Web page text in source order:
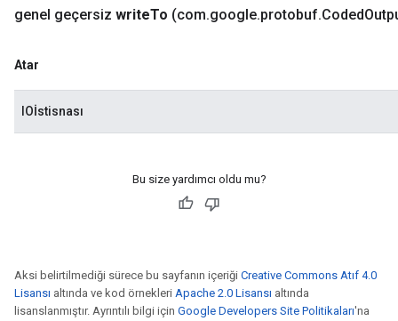
genel geçersiz writeTo (com.google.protobuf.Coded
Atar
IOİstisnası
Bu size yardımcı oldu mu?
Aksi belirtilmediği sürece bu sayfanın içeriği Creative Commons Atıf 4.0
Lisansı altında ve kod örnekleri Apache 2.0 Lisansı altında
lisanslanmıştır. Ayrıntılı bilgi için Google Developers Site Politikaları'na